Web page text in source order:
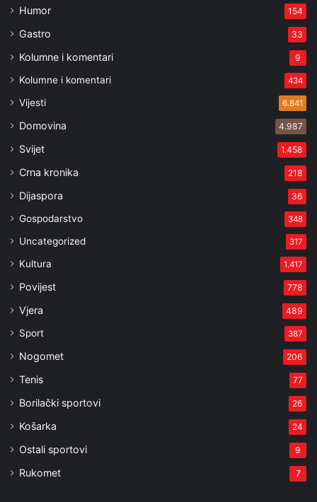
Humor 154
Gastro 33
Kolumne i komentari 9
Kolumne i komentari 434
Vijesti 6.841
Domovina 4.987
Svijet 1.458
Crna kronika 218
Dijaspora 36
Gospodarstvo 348
Uncategorized 317
Kultura 1.417
Povijest 778
Vjera 489
Sport 387
Nogomet 206
Tenis 77
Borilački sportovi 26
Košarka 24
Ostali sportovi 9
Rukomet 7